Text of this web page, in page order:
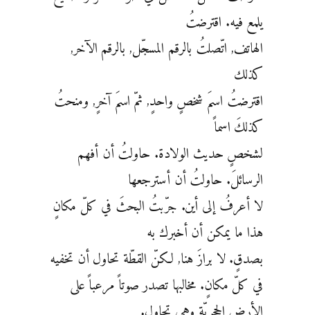
يلمع فيه. اقترضتُ
الهاتف, اتّصلتُ بالرقم المسجّل, بالرقم الآخر,
كذلك
اقترضتُ اسمَ شخصٍ واحدٍ, ثمّ اسمَ آخرٍ, ومنحتُ
كذلكَ اسماً
لشخصٍ حديث الولادة. حاولتُ أن أفهم
الرسائلَ. حاولتُ أن أسترجعها
لا أعرفُ إلى أين. جرّبتُ البحثَ في كلّ مكانٍ
هذا ما يمكن أن أخبرك به
بصدقٍ. لا برازَ هنا, لكنّ القطّة تحاول أن تخفيه
في كلّ مكانٍ. مخالبها تصدر صوتاً مرعباً على